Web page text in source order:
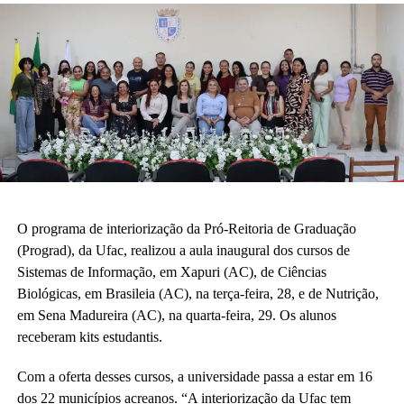
O programa de interiorização da Pró-Reitoria de Graduação
(Prograd), da Ufac, realizou a aula inaugural dos cursos de
Sistemas de Informação, em Xapuri (AC), de Ciências
Biológicas, em Brasileia (AC), na terça-feira, 28, e de Nutrição,
em Sena Madureira (AC), na quarta-feira, 29. Os alunos
receberam kits estudantis.
Com a oferta desses cursos, a universidade passa a estar em 16
dos 22 municípios acreanos. “A interiorização da Ufac tem